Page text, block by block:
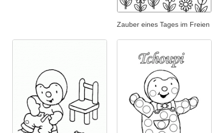
Zauber eines Tages im Freien